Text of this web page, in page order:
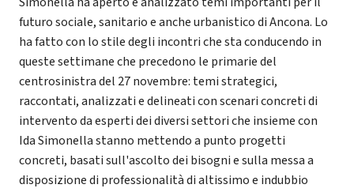
futuro sociale, sanitario e anche urbanistico di Ancona. Lo
ha fatto con lo stile degli incontri che sta conducendo in
queste settimane che precedono le primarie del
centrosinistra del 27 novembre: temi strategici,
raccontati, analizzati e delineati con scenari concreti di
intervento da esperti dei diversi settori che insieme con
Ida Simonella stanno mettendo a punto progetti
concreti, basati sull'ascolto dei bisogni e sulla messa a
disposizione di professionalità di altissimo e indubbio